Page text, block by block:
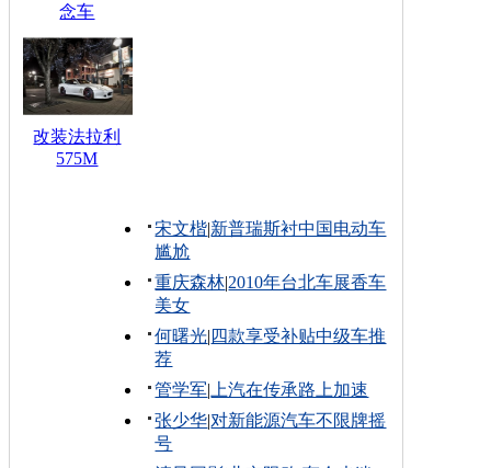
念车
改装法拉利
575M
宋文楷|新普瑞斯衬中国电动车
尴尬
重庆森林|2010年台北车展香车
美女
何曙光| 四款享受补贴中级车推
荐
管学军| 上汽在传承路上加速
张少华|对新能源汽车不限牌摇
号